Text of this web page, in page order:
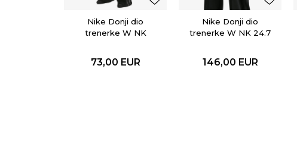
Nike Donji dio
trenerke W NK
73,00 EUR
Nike Donji dio
trenerke W NK 24.7
146,00 EUR